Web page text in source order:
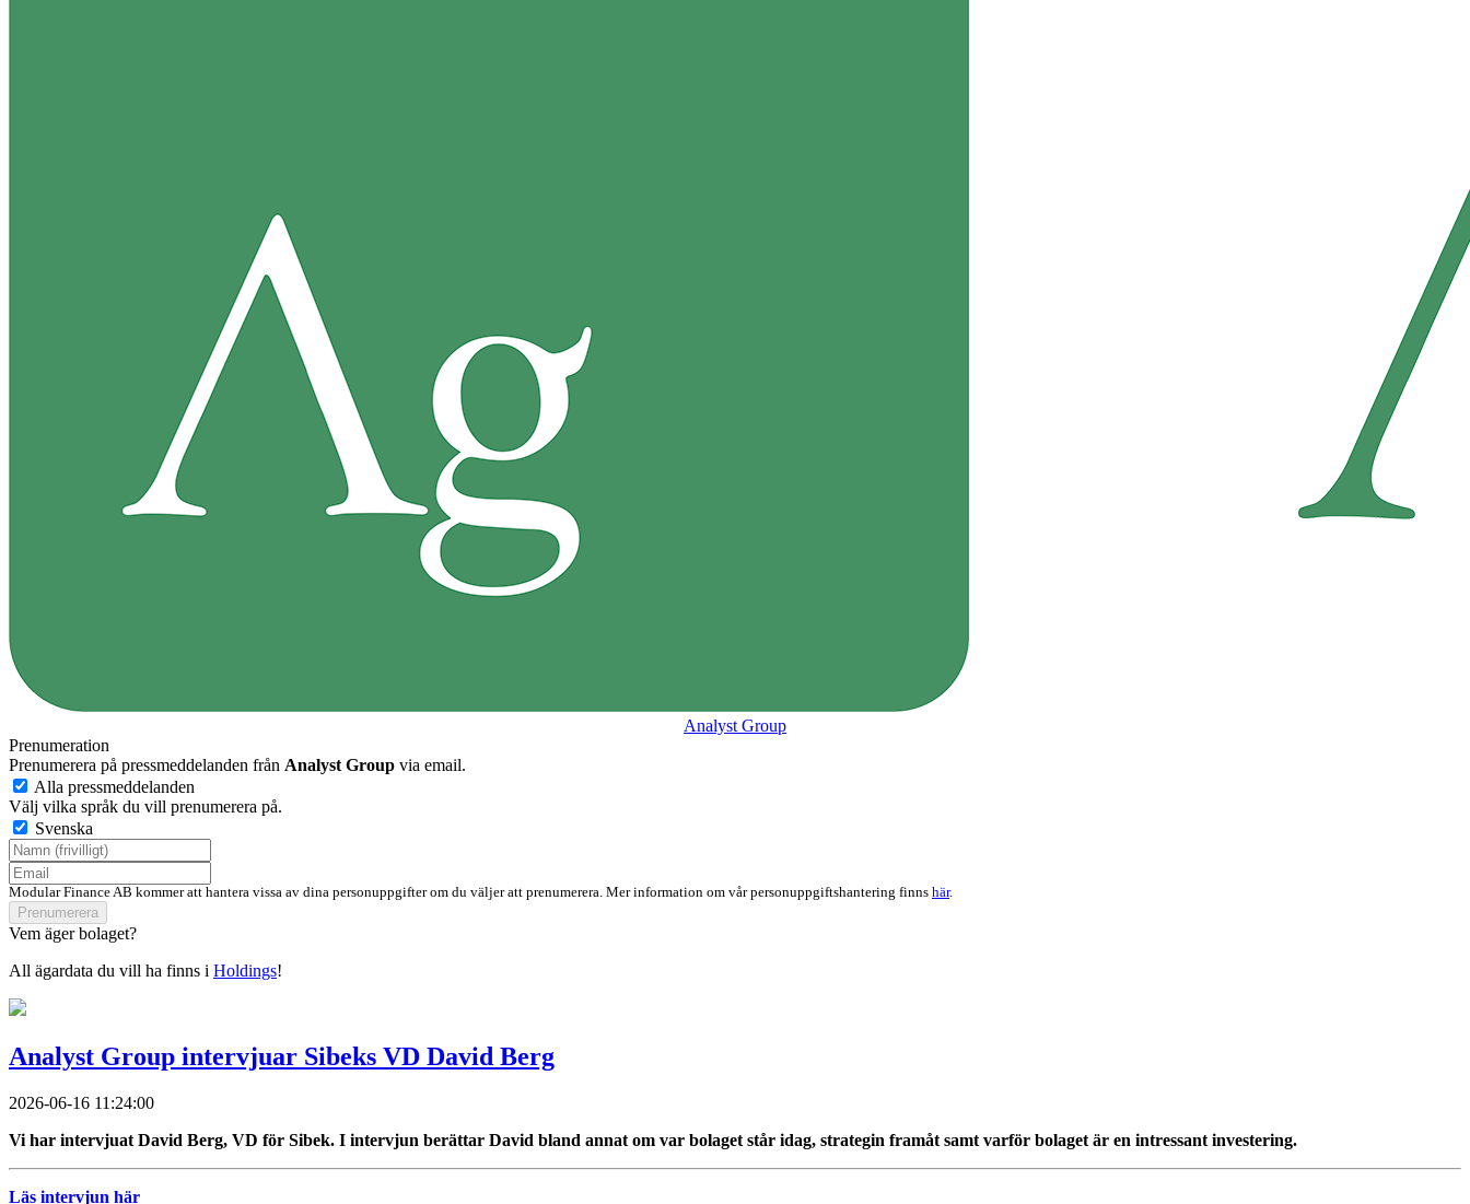
Analyst Group
Prenumeration
Prenumerera på pressmeddelanden från Analyst Group via email.
Alla pressmeddelanden
Välj vilka språk du vill prenumerera på.
Svenska
Modular Finance AB kommer att hantera vissa av dina personuppgifter om du väljer att prenumerera. Mer information om vår personuppgiftshantering finns här.
Prenumerera
Vem äger bolaget?
All ägardata du vill ha finns i Holdings!
Analyst Group intervjuar Sibeks VD David Berg
2026-06-16 11:24:00
Vi har intervjuat David Berg, VD för Sibek. I intervjun berättar David bland annat om var bolaget står idag, strategin framåt samt varför bolaget är en intressant investering.
Läs intervjun här